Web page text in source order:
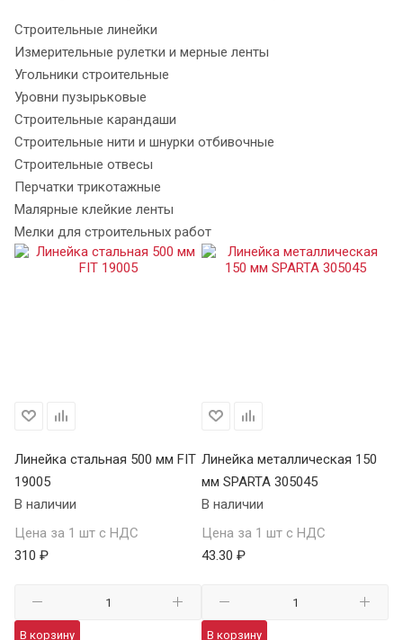
Строительные линейки
Измерительные рулетки и мерные ленты
Угольники строительные
Уровни пузырьковые
Строительные карандаши
Строительные нити и шнурки отбивочные
Строительные отвесы
Перчатки трикотажные
Малярные клейкие ленты
Мелки для строительных работ
Линейка стальная 500 мм FIT
19005
В наличии
Цена за 1 шт с НДС
310 ₽
В корзину
Линейка металлическая 150
мм SPARTA 305045
В наличии
Цена за 1 шт с НДС
43.30 ₽
В корзину